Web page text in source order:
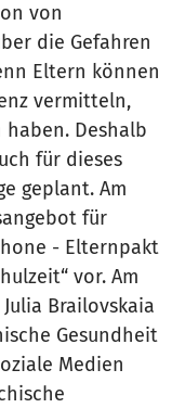
von
die Gefahren
Eltern können
vermitteln,
Deshalb
für dieses
geplant. Am
für
- Elternpakt
vor. Am
Brailovskaia
Gesundheit
Medien